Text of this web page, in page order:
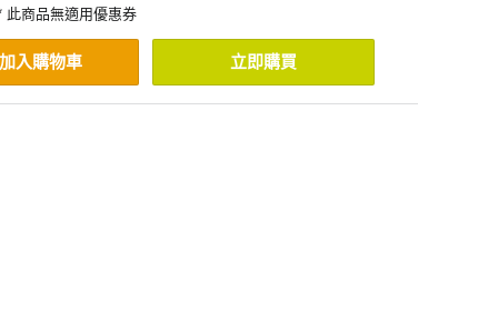
此商品無適用優惠券
加入購物車 立即購買